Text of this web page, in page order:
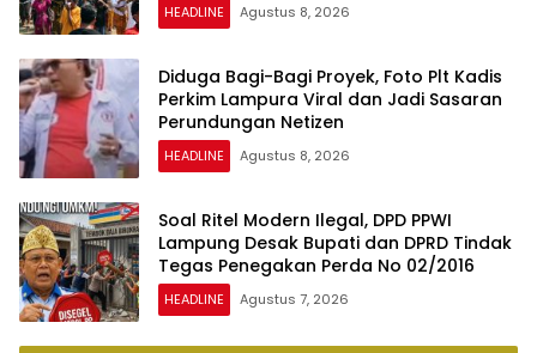
HEADLINE Agustus 8, 2026
Diduga Bagi-Bagi Proyek, Foto Plt Kadis
Perkim Lampura Viral dan Jadi Sasaran
Perundungan Netizen
HEADLINE Agustus 8, 2026
Soal Ritel Modern Ilegal, DPD PPWI
Lampung Desak Bupati dan DPRD Tindak
Tegas Penegakan Perda No 02/2016
HEADLINE Agustus 7, 2026